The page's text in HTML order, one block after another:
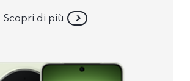
Scopri di più